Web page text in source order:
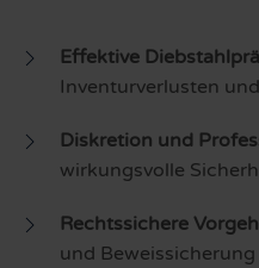
Effektive
Inventurverlusten
Diskretion und
wirkungsvolle
Rechtssichere
und